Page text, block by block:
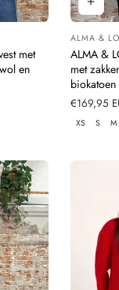
met
en
ALMA &
ALMA &
met
biokatoen
Normale
prijs
€169,95
XS S M